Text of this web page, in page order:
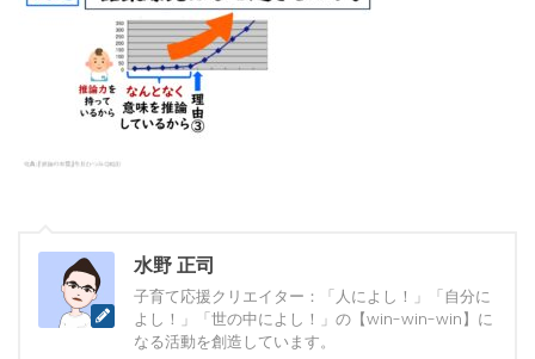
水野 正司
子育て応援クリエイター：「人によし！」「自分に
よし！」「世の中によし！」の【win-win-win】に
なる活動を創造しています。